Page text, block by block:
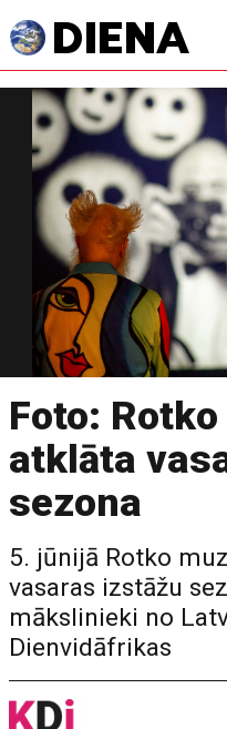
Foto:
atklāta
sezona
5. jūnijā Rotko
vasaras izstāžu
mākslinieki no
Dienvidāfrikas